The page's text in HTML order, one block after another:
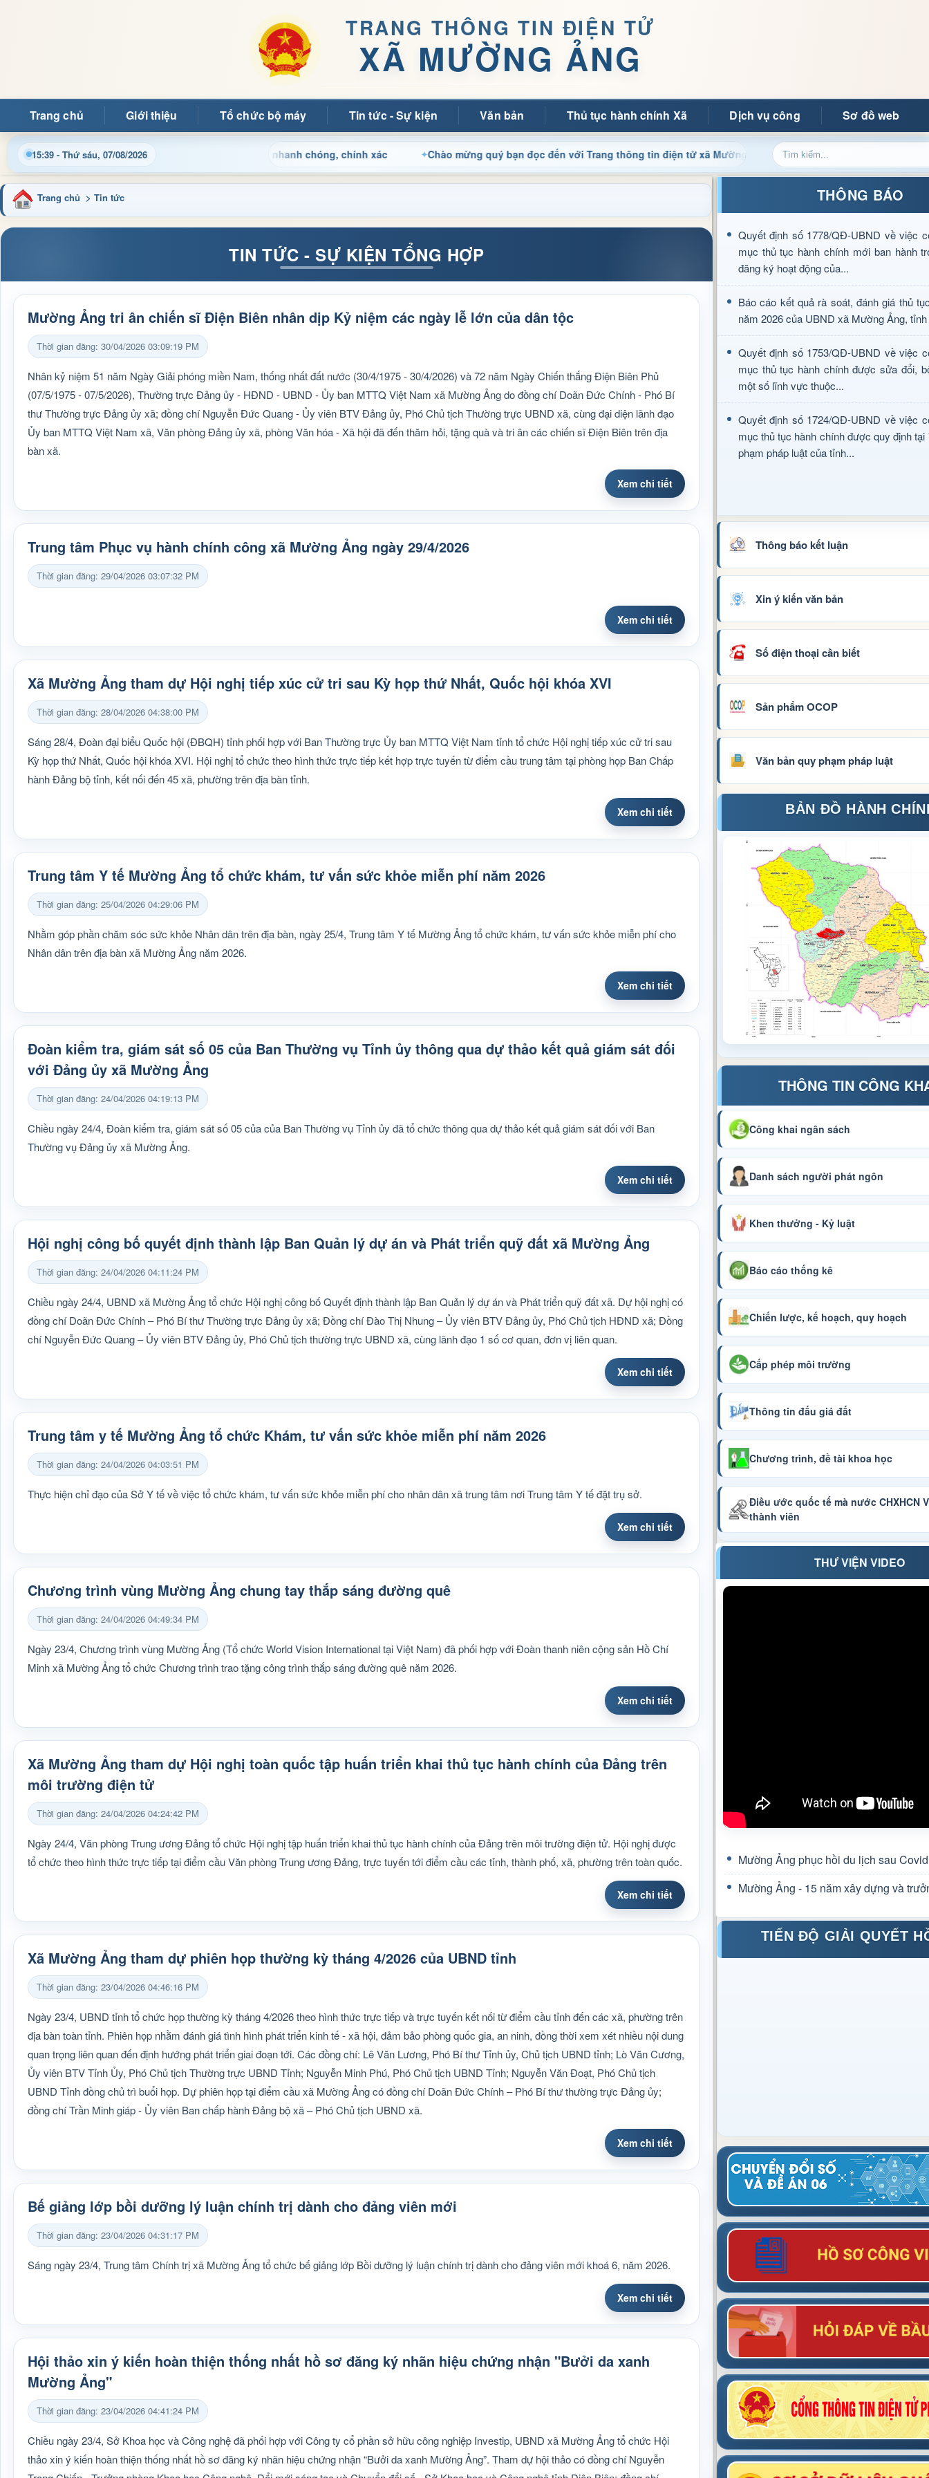
TRANG THÔNG TIN ĐIỆN TỬ
XÃ MƯỜNG ẢNG
Trang chủ Giới thiệu Tổ chức bộ máy Tin tức - Sự kiện Văn bản Thủ tục hành chính Xã Dịch vụ công Sơ đồ web
15:39 - Thứ sáu, 07/08/2026
thủ tục hành chính và tin tức địa phương nhanh chóng, chính xác Chào mừng quý bạn đọc đến với Trang thông tin điện tử xã Mường Ảng Cập nhật thông tin điều hành,
Trang chủ > Tin tức
TIN TỨC - SỰ KIỆN TỔNG HỢP
Mường Ảng tri ân chiến sĩ Điện Biên nhân dịp Kỷ niệm các ngày lễ lớn của dân tộc
Thời gian đăng: 30/04/2026 03:09:19 PM
Nhân kỷ niệm 51 năm Ngày Giải phóng miền Nam, thống nhất đất nước (30/4/1975 - 30/4/2026) và 72 năm Ngày Chiến thắng Điện Biên Phủ
(07/5/1975 - 07/5/2026), Thường trực Đảng ủy - HĐND - UBND - Ủy ban MTTQ Việt Nam xã Mường Ảng do đồng chí Doãn Đức Chính - Phó Bí
thư Thường trực Đảng ủy xã; đồng chí Nguyễn Đức Quang - Ủy viên BTV Đảng ủy, Phó Chủ tịch Thường trực UBND xã, cùng đại diện lãnh đạo
Ủy ban MTTQ Việt Nam xã, Văn phòng Đảng ủy xã, phòng Văn hóa - Xã hội đã đến thăm hỏi, tặng quà và tri ân các chiến sĩ Điện Biên trên địa
bàn xã.
Xem chi tiết
Trung tâm Phục vụ hành chính công xã Mường Ảng ngày 29/4/2026
Thời gian đăng: 29/04/2026 03:07:32 PM
Xem chi tiết
Xã Mường Ảng tham dự Hội nghị tiếp xúc cử tri sau Kỳ họp thứ Nhất, Quốc hội khóa XVI
Thời gian đăng: 28/04/2026 04:38:00 PM
Sáng 28/4, Đoàn đại biểu Quốc hội (ĐBQH) tỉnh phối hợp với Ban Thường trực Ủy ban MTTQ Việt Nam tỉnh tổ chức Hội nghị tiếp xúc cử tri sau
Kỳ họp thứ Nhất, Quốc hội khóa XVI. Hội nghị tổ chức theo hình thức trực tiếp kết hợp trực tuyến từ điểm cầu trung tâm tại phòng họp Ban Chấp
hành Đảng bộ tỉnh, kết nối đến 45 xã, phường trên địa bàn tỉnh.
Xem chi tiết
Trung tâm Y tế Mường Ảng tổ chức khám, tư vấn sức khỏe miễn phí năm 2026
Thời gian đăng: 25/04/2026 04:29:06 PM
Nhằm góp phần chăm sóc sức khỏe Nhân dân trên địa bàn, ngày 25/4, Trung tâm Y tế Mường Ảng tổ chức khám, tư vấn sức khỏe miễn phí cho
Nhân dân trên địa bàn xã Mường Ảng năm 2026.
Xem chi tiết
Đoàn kiểm tra, giám sát số 05 của Ban Thường vụ Tỉnh ủy thông qua dự thảo kết quả giám sát đối
với Đảng ủy xã Mường Ảng
Thời gian đăng: 24/04/2026 04:19:13 PM
Chiều ngày 24/4, Đoàn kiểm tra, giám sát số 05 của của Ban Thường vụ Tỉnh ủy đã tổ chức thông qua dự thảo kết quả giám sát đối với Ban
Thường vụ Đảng ủy xã Mường Ảng.
Xem chi tiết
Hội nghị công bố quyết định thành lập Ban Quản lý dự án và Phát triển quỹ đất xã Mường Ảng
Thời gian đăng: 24/04/2026 04:11:24 PM
Chiều ngày 24/4, UBND xã Mường Ảng tổ chức Hội nghị công bố Quyết định thành lập Ban Quản lý dự án và Phát triển quỹ đất xã. Dự hội nghị có
đồng chí Doãn Đức Chính – Phó Bí thư Thường trực Đảng ủy xã; Đồng chí Đào Thị Nhung – Ủy viên BTV Đảng ủy, Phó Chủ tịch HĐND xã; Đồng
chí Nguyễn Đức Quang – Ủy viên BTV Đảng ủy, Phó Chủ tịch thường trực UBND xã, cùng lãnh đạo 1 số cơ quan, đơn vị liên quan.
Xem chi tiết
Trung tâm y tế Mường Ảng tổ chức Khám, tư vấn sức khỏe miễn phí năm 2026
Thời gian đăng: 24/04/2026 04:03:51 PM
Thực hiện chỉ đạo của Sở Y tế về việc tổ chức khám, tư vấn sức khỏe miễn phí cho nhân dân xã trung tâm nơi Trung tâm Y tế đặt trụ sở.
Xem chi tiết
Chương trình vùng Mường Ảng chung tay thắp sáng đường quê
Thời gian đăng: 24/04/2026 04:49:34 PM
Ngày 23/4, Chương trình vùng Mường Ảng (Tổ chức World Vision International tại Việt Nam) đã phối hợp với Đoàn thanh niên cộng sản Hồ Chí
Minh xã Mường Ảng tổ chức Chương trình trao tặng công trình thắp sáng đường quê năm 2026.
Xem chi tiết
Xã Mường Ảng tham dự Hội nghị toàn quốc tập huấn triển khai thủ tục hành chính của Đảng trên
môi trường điện tử
Thời gian đăng: 24/04/2026 04:24:42 PM
Ngày 24/4, Văn phòng Trung ương Đảng tổ chức Hội nghị tập huấn triển khai thủ tục hành chính của Đảng trên môi trường điện tử. Hội nghị được
tổ chức theo hình thức trực tiếp tại điểm cầu Văn phòng Trung ương Đảng, trực tuyến tới điểm cầu các tỉnh, thành phố, xã, phường trên toàn quốc.
Xem chi tiết
Xã Mường Ảng tham dự phiên họp thường kỳ tháng 4/2026 của UBND tỉnh
Thời gian đăng: 23/04/2026 04:46:16 PM
Ngày 23/4, UBND tỉnh tổ chức họp thường kỳ tháng 4/2026 theo hình thức trực tiếp và trực tuyến kết nối từ điểm cầu tỉnh đến các xã, phường trên
địa bàn toàn tỉnh. Phiên họp nhằm đánh giá tình hình phát triển kinh tế - xã hội, đảm bảo phòng quốc gia, an ninh, đồng thời xem xét nhiều nội dung
quan trọng liên quan đến định hướng phát triển giai đoạn tới. Các đồng chí: Lê Văn Lương, Phó Bí thư Tỉnh ủy, Chủ tịch UBND tỉnh; Lò Văn Cương,
Ủy viên BTV Tỉnh Ủy, Phó Chủ tịch Thường trực UBND Tỉnh; Nguyễn Minh Phú, Phó Chủ tịch UBND Tỉnh; Nguyễn Văn Đoạt, Phó Chủ tịch
UBND Tỉnh đồng chủ trì buổi họp. Dự phiên họp tại điểm cầu xã Mường Ảng có đồng chí Doãn Đức Chính – Phó Bí thư thường trực Đảng ủy;
đồng chí Trần Minh giáp - Ủy viên Ban chấp hành Đảng bộ xã – Phó Chủ tịch UBND xã.
Xem chi tiết
Bế giảng lớp bồi dưỡng lý luận chính trị dành cho đảng viên mới
Thời gian đăng: 23/04/2026 04:31:17 PM
Sáng ngày 23/4, Trung tâm Chính trị xã Mường Ảng tổ chức bế giảng lớp Bồi dưỡng lý luận chính trị dành cho đảng viên mới khoá 6, năm 2026.
Xem chi tiết
Hội thảo xin ý kiến hoàn thiện thống nhất hồ sơ đăng ký nhãn hiệu chứng nhận "Bưởi da xanh
Mường Ảng"
Thời gian đăng: 23/04/2026 04:41:24 PM
Chiều ngày 23/4, Sở Khoa học và Công nghệ đã phối hợp với Công ty cổ phần sở hữu công nghiệp Investip, UBND xã Mường Ảng tổ chức Hội
thảo xin ý kiến hoàn thiện thống nhất hồ sơ đăng ký nhãn hiệu chứng nhận “Bưởi da xanh Mường Ảng”. Tham dự hội thảo có đồng chí Nguyễn
THÔNG BÁO
Quyết định số 1778/QĐ-UBND về việc
mục thủ tục hành chính mới ban hành
đăng ký hoạt động của...
Báo cáo kết quả rà soát, đánh giá thủ
năm 2026 của UBND xã Mường Ảng,
Quyết định số 1753/QĐ-UBND về việc
mục thủ tục hành chính được sửa đổi,
một số lĩnh vực thuộc...
Quyết định số 1724/QĐ-UBND về việc
mục thủ tục hành chính được quy định tại
phạm pháp luật của tỉnh...
Thông báo kết luận
Xin ý kiến văn bản
Số điện thoại cần biết
Sản phẩm OCOP
Văn bản quy phạm pháp luật
BẢN ĐỒ HÀNH
THÔNG TIN CÔNG
Công khai ngân sách
Danh sách người phát ngôn
Khen thưởng - Kỷ luật
Báo cáo thống kê
Chiến lược, kế hoạch, quy hoạch
Cấp phép môi trường
Thông tin đấu giá đất
Chương trình, đề tài khoa học
Điều ước quốc tế mà nước CHXHCN
thành viên
THƯ VIỆN VIDEO
Mường Ảng phục hồi du lịch sau
Mường Ảng - 15 năm xây dựng và
TIẾN ĐỘ GIẢI QUYẾT